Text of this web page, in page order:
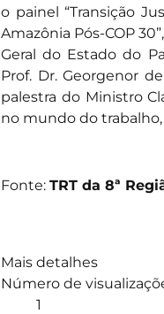
o painel “Transição
Amazônia Pós-COP
Geral do Estado do
Prof. Dr. Georgenor
palestra do Ministro
no mundo do trabalho,
Fonte: TRT da 8ª
Mais detalhes
Número de
1